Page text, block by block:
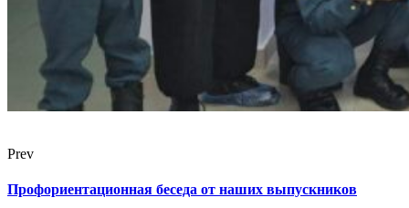
Prev
Профориентационная беседа от наших выпускников